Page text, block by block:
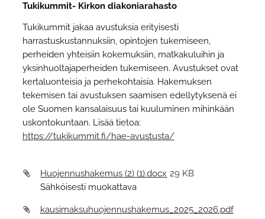
Tukikummit- Kirkon diakoniarahasto
Tukikummit jakaa avustuksia erityisesti
harrastuskustannuksiin, opintojen tukemiseen,
perheiden yhteisiin kokemuksiin, matkakuluihin ja
yksinhuoltajaperheiden tukemiseen. Avustukset ovat
kertaluonteisia ja perhekohtaisia. Hakemuksen
tekemisen tai avustuksen saamisen edellytyksenä ei
ole Suomen kansalaisuus tai kuuluminen mihinkään
uskontokuntaan. Lisää tietoa:
https://tukikummit.fi/hae-avustusta/
Huojennushakemus (2) (1).docx 29 KB
Sähköisesti muokattava
kausimaksuhuojennushakemus_2025_2026.pdf